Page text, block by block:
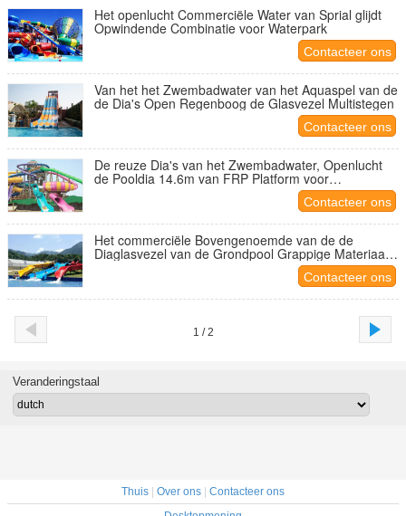
Het openlucht Commerciële Water van Sprial glijdt
Opwindende Combinatie voor Waterpark
Contacteer ons
Van het het Zwembadwater van het Aquaspel van de
de Dia's Open Regenboog de Glasvezel Multistegen
Contacteer ons
De reuze Dia's van het Zwembadwater, Openlucht
de Pooldia 14.6m van FRP Platform voor
Contacteer ons
Het commerciële Bovengenoemde van de de
Diaglasvezel van de Grondpool Grappige Materiaal
Contacteer ons
1 / 2
Veranderingstaal
Thuis Over ons
Contacteer ons